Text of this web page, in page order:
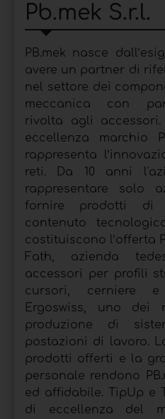
Pb.mek S.r.l.
PB.mek nasce
avere un partner di
nel settore dei
meccanica con
rivolta agli
eccellenza marchio
rappresenta
reti. Da 10 anni
rappresentare solo
fornire prodotti di
contenuto
costituiscono l’offerta
Fath, azienda
accessori per profili
cursori, cerniere
Ergoswiss, uno dei
produzione di
postazioni di lavoro.
prodotti offerti e la
personale rendono
ed affidabile. TipUp e
di eccellenza del